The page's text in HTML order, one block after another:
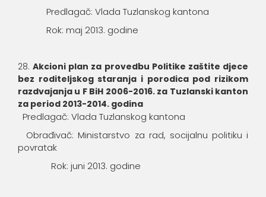
Predlagač: Vlada Tuzlanskog kantona
Rok: maj 2013. godine
Akcioni plan za provedbu Politike zaštite djece
bez roditeljskog staranja i porodica pod rizikom
razdvajanja u F BiH 2006-2016. za Tuzlanski kanton
za period 2013-2014. godina
Predlagač: Vlada Tuzlanskog kantona
Obrađivač: Ministarstvo za rad, socijalnu politiku i
povratak
Rok: juni 2013. godine